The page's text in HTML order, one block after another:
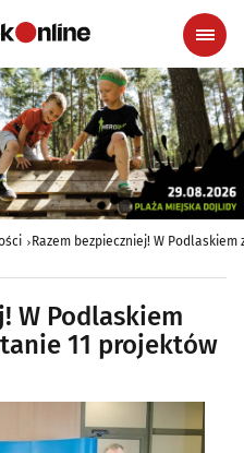
Razem bezpieczniej! W
W Podlaskiem
11 projektów